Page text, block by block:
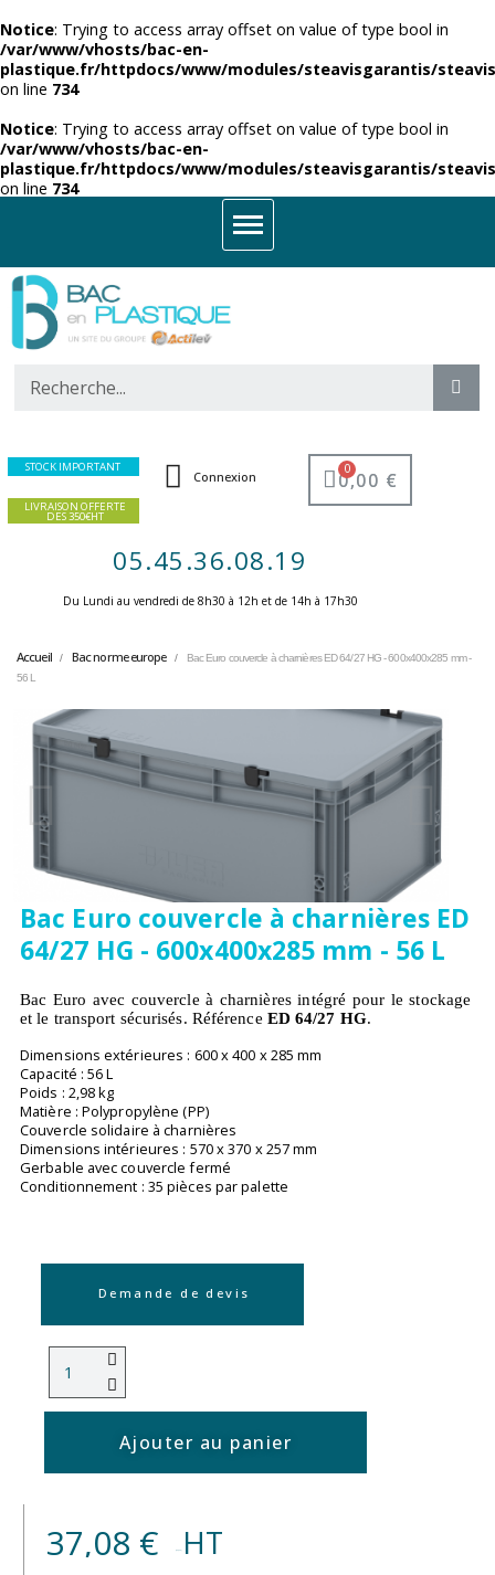
Notice: Trying to access array offset on value of type bool in
/var/www/vhosts/bac-en-
plastique.fr/httpdocs/www/modules/steavisgarantis/
on line 734
Notice: Trying to access array offset on value of type bool in
/var/www/vhosts/bac-en-
plastique.fr/httpdocs/www/modules/steavisgarantis/
on line 734
STOCK IMPORTANT
LIVRAISON OFFERTE
DES 350€HT
Connexion 0,00 €
05.45.36.08.19
Du Lundi au vendredi de 8h30 à 12h et de 14h à 17h30 ​
Accueil Bac norme europe
Bac Euro couvercle à charnières ED 64/27 HG - 600x400x285 mm -
56 L
Bac Euro couvercle à charnières ED
64/27 HG - 600x400x285 mm - 56 L
Bac Euro avec couvercle à charnières intégré pour le stockage
et le transport sécurisés. Référence ED 64/27 HG.
Dimensions extérieures : 600 x 400 x 285 mm
Capacité : 56 L
Poids : 2,98 kg
Matière : Polypropylène (PP)
Couvercle solidaire à charnières
Dimensions intérieures : 570 x 370 x 257 mm
Gerbable avec couvercle fermé
Conditionnement : 35 pièces par palette
Demande de devis
Ajouter au panier
37,08 € HT